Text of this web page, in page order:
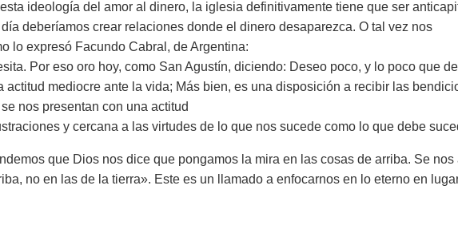
ideología del amor al dinero, la iglesia definitivamente tiene que ser
deberíamos crear relaciones donde el dinero desaparezca. O tal vez nos
lo expresó Facundo Cabral, de Argentina:
Por eso oro hoy, como San Agustín, diciendo: Deseo poco, y lo poco que
actitud mediocre ante la vida; Más bien, es una disposición a recibir las
nos presentan con una actitud
y cercana a las virtudes de lo que nos sucede como lo que debe
que Dios nos dice que pongamos la mira en las cosas de arriba. Se nos
no en las de la tierra». Este es un llamado a enfocarnos en lo eterno en